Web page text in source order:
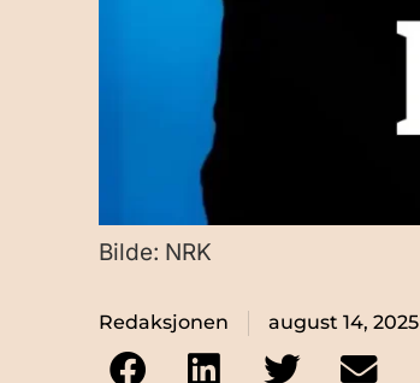
Bilde: NRK
Redaksjonen august 14, 2025